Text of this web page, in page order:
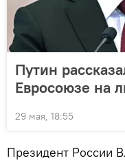
Путин
Евросоюзе на
29 мая, 18:55
Президент России